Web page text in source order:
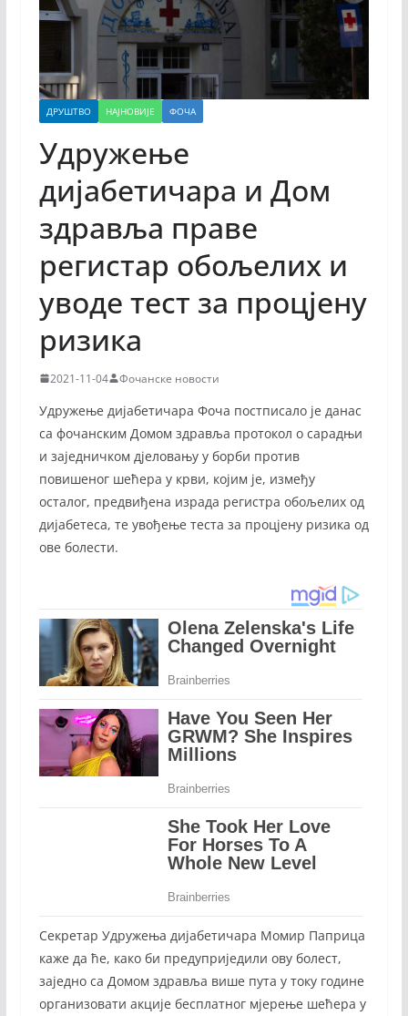
ДРУШТВО НАЈНОВИЈЕ ФОЧА
Удружење
дијабетичара и Дом
здравља праве
регистар обољелих и
уводе тест за процјену
ризика
2021-11-04 Фочанске новости
Удружење дијабетичара Фоча постписало је данас
са фочанским Домом здравља протокол о сарадњи
и заједничком дјеловању у борби против
повишеног шећера у крви, којим је, између
осталог, предвиђена израда регистра обољелих од
дијабетеса, те увођење теста за процјену ризика од
ове болести.
Секретар Удружења дијабетичара Момир Паприца
каже да ће, како би предуприједили ову болест,
заједно са Домом здравља више пута у току године
организовати акције бесплатног мјерење шећера у